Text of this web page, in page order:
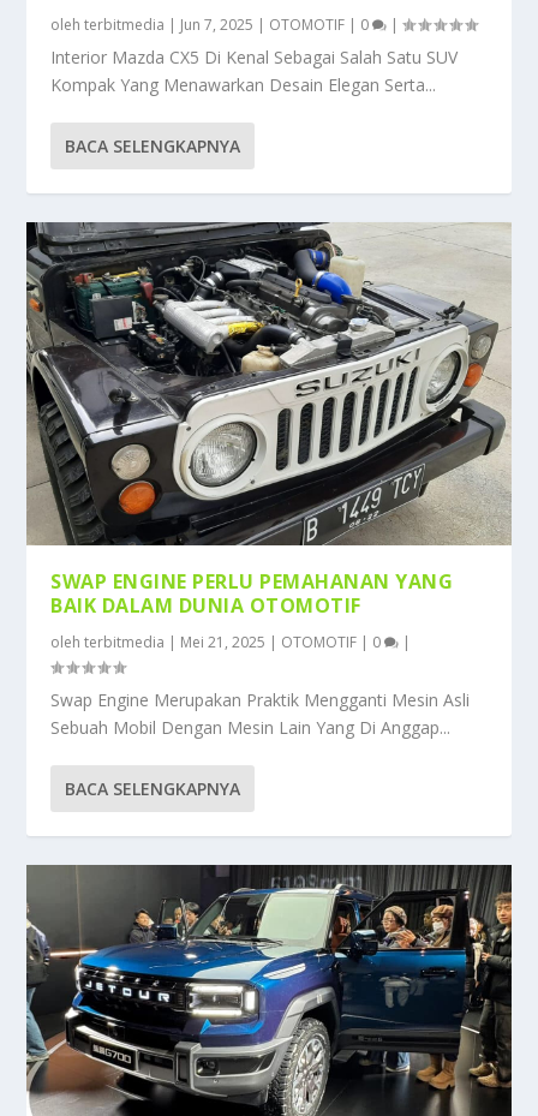
olehterbitmedia | Jun 7, 2025 | OTOMOTIF | 0 |
Interior Mazda CX5 Di Kenal Sebagai Salah Satu SUV
Kompak Yang Menawarkan Desain Elegan Serta...
BACA SELENGKAPNYA
SWAP ENGINE PERLU PEMAHANAN YANG
BAIK DALAM DUNIA OTOMOTIF
olehterbitmedia | Mei 21, 2025 | OTOMOTIF | 0 |
Swap Engine Merupakan Praktik Mengganti Mesin Asli
Sebuah Mobil Dengan Mesin Lain Yang Di Anggap...
BACA SELENGKAPNYA